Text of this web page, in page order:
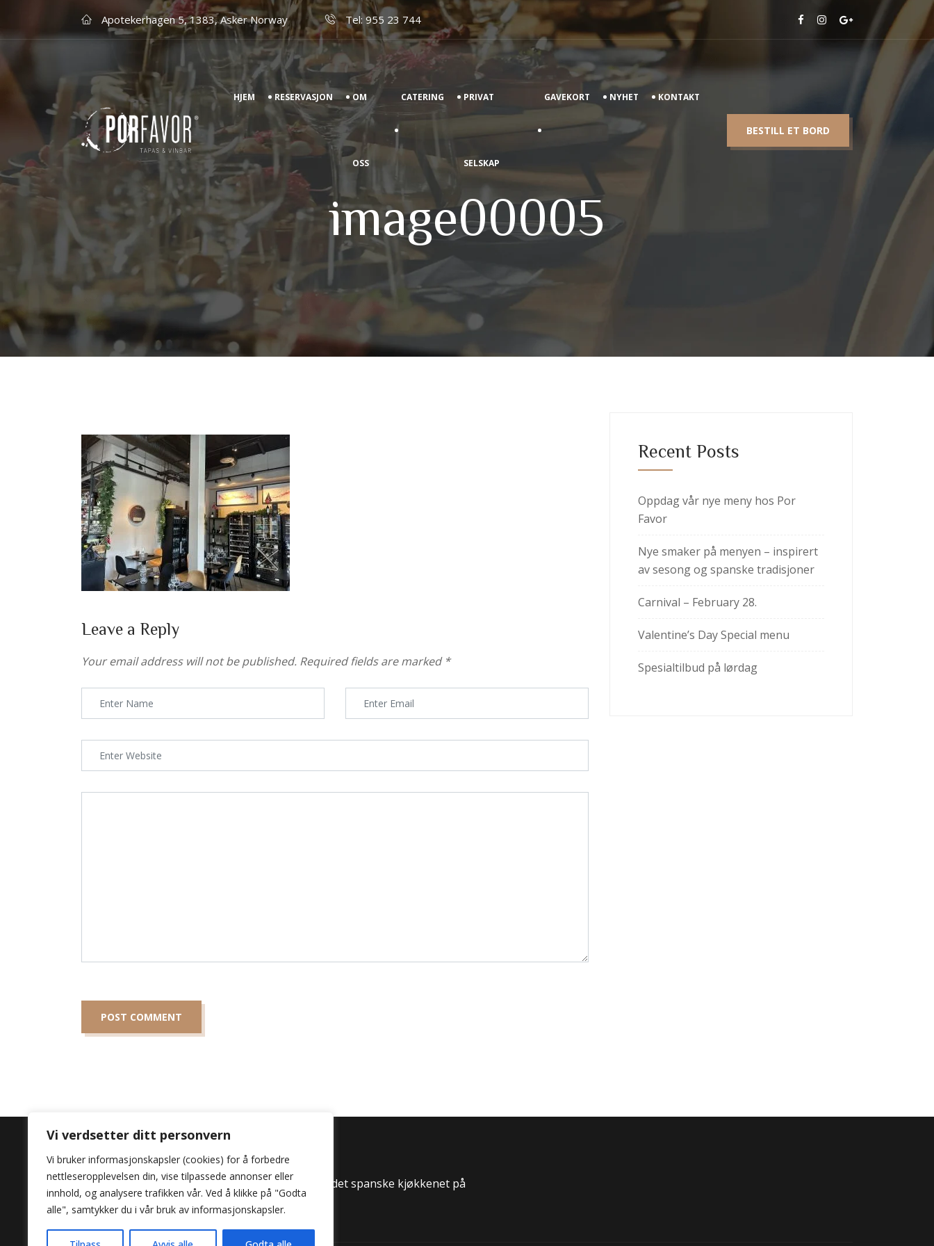
Vi verdsetter ditt personvern
Vi bruker informasjonskapsler (cookies) for å forbedre
nettleseropplevelsen din, vise tilpassede annonser eller
innhold, og analysere trafikken vår. Ved å klikke på "Godta
alle", samtykker du i vår bruk av informasjonskapsler.
Apotekerhagen 5, 1383, Asker Norway Tel: 955 23 744
HJEM RESERVASJON OM
OSS
CATERING PRIVAT
SELSKAP
GAVEKORT NYHET KONTAKT
BESTILL ET BORD
image00005
Leave a Reply
Your email address will not be published. Required fields are marked *
Recent Posts
Oppdag vår nye meny hos Por
Favor
Nye smaker på menyen – inspirert
av sesong og spanske tradisjoner
Carnival – February 28.
Valentine’s Day Special menu
Spesialtilbud på lørdag
Opplev lidenskapen til det spanske kjøkkenet på
Por Favor.